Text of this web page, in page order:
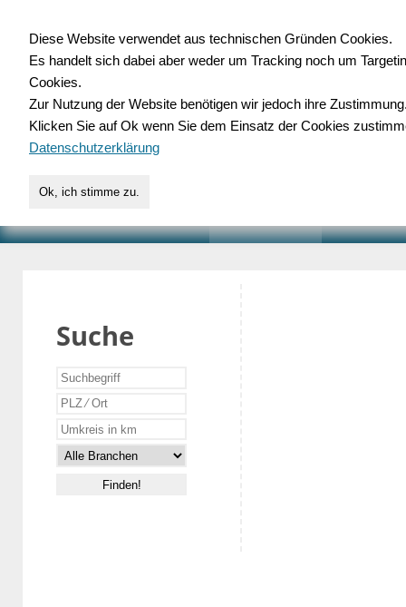
für Handwerk,
Suche
Diese Website verwendet aus technischen Gründen Cookies.
Es handelt sich dabei aber weder um Tracking noch um
Cookies.
Zur Nutzung der Website benötigen wir jedoch ihre
Klicken Sie auf Ok wenn Sie dem Einsatz der Cookies
Datenschutzerklärung
Ok, ich stimme zu.